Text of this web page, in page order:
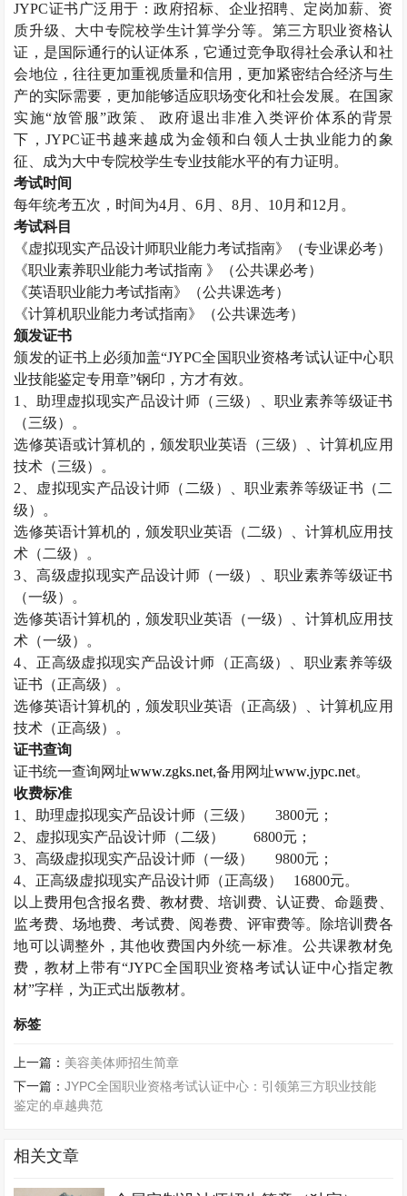
JYPC证书广泛用于：政府招标、企业招聘、定岗加薪、资
质升级、大中专院校学生计算学分等。第三方职业资格认
证，是国际通行的认证体系，它通过竞争取得社会承认和社
会地位，往往更加重视质量和信用，更加紧密结合经济与生
产的实际需要，更加能够适应职场变化和社会发展。在国家
实施“放管服”政策、 政府退出非准入类评价体系的背景
下， JYPC证书越来越成为金领和白领人士执业能力的象
征、成为大中专院校学生专业技能水平的有力证明。
考试时间
每年统考五次，时间为4月、6月、8月、 10月和12 月。
考试科目
《虚拟现实产品设计师职业能力考试指南》（专业课必考）
《职业素养职业能力考试指南 》（公共课必考）
《英语职业能力考试指南》（公共课选考）
《计算机职业能力考试指南》（公共课选考）
颁发证书
颁发的证书上必须加盖“JYPC全国职业资格考试认证中心职
业技能鉴定专用章”钢印，方才有效。
1
、助理虚拟现实产品设计师（三级）、职业素养等级证书
（三级）。
选修英语或计算机的，颁发职业英语（三级）、计算机应用
技术（三级）。
2 、虚拟现实产品设计师（二级）、职业素养等级证书（二
级）。
选修英语计算机的，颁发职业英语（二级）、计算机应用技
术（二级）。
3 、高级虚拟现实产品设计师（一级）、职业素养等级证书
（一级）。
选修英语计算机的，颁发职业英语（一级）、计算机应用技
术（一级）。
4 、正高级虚拟现实产品设计师（正高级）、职业素养等级
证书（正高级）。
选修英语计算机的，颁发职业英语（正高级）、计算机应用
技术（正高级）。
证书查询
证书统一查询网址www.zgks.net,备用网址www.jypc.net。
收费标准
1
、助理虚拟现实产品设计师（三级） 3800元；
2 、虚拟现实产品设计师（二级） 6800元；
3 、高级虚拟现实产品设计师（一级） 9800元；
4 、正高级虚拟现实产品设计师（正高级） 16800元。
以上费用包含报名费、教材费、培训费、认证费、命题费、
监考费、场地费、考试费、阅卷费、评审费等。除培训费各
地可以调整外，其他收费国内外统一标准。公共课教材免
费，教材上带有“JYPC全国职业资格考试认证中心指定教
材”字样，为正式出版教材。
标签
上一篇： 美容美体师招生简章
下一篇：JYPC全国职业资格考试认证中心：引领第三方职业技能
鉴定的卓越典范
相关文章